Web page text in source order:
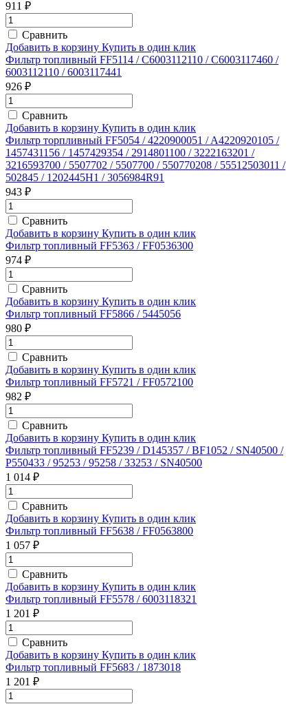
911 ₽
Сравнить
Добавить в корзину Купить в один клик
Фильтр топливный FF5114 / C6003112110 / C6003117460 /
6003112110 / 6003117441
926 ₽
Сравнить
Добавить в корзину Купить в один клик
Фильтр торпливный FF5054 / 4220900051 / A4220920105 /
1457431156 / 1457429354 / 2914801100 / 3222163201 /
3216593700 / 5507702 / 5507700 / 550770208 / 55512503011 /
502845 / 1202445H1 / 3056984R91
943 ₽
Сравнить
Добавить в корзину Купить в один клик
Фильтр топливный FF5363 / FF0536300
974 ₽
Сравнить
Добавить в корзину Купить в один клик
Фильтр топливный FF5866 / 5445056
980 ₽
Сравнить
Добавить в корзину Купить в один клик
Фильтр топливный FF5721 / FF0572100
982 ₽
Сравнить
Добавить в корзину Купить в один клик
Фильтр топливный FF5239 / D145357 / BF1052 / SN40500 /
P550433 / 95253 / 95258 / 33253 / SN40500
1 014 ₽
Сравнить
Добавить в корзину Купить в один клик
Фильтр топливный FF5638 / FF0563800
1 057 ₽
Сравнить
Добавить в корзину Купить в один клик
Фильтр топливный FF5578 / 6003118321
1 201 ₽
Сравнить
Добавить в корзину Купить в один клик
Фильтр топливный FF5683 / 1873018
1 201 ₽